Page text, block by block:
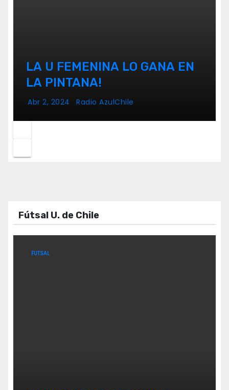
LA U FEMENINA LO GANA EN
LA PINTANA!
Abr 2, 2024 Radio AzulChile
Fútsal U. de Chile
FUTSAL